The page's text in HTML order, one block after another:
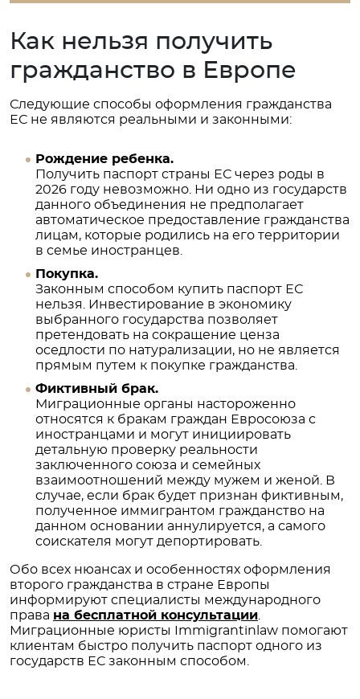
Как нельзя получить
гражданство в Европе
Следующие способы оформления гражданства
ЕС не являются реальными и законными:
Рождение ребенка.
Получить паспорт страны ЕС через роды в
2026 году невозможно. Ни одно из государств
данного объединения не предполагает
автоматическое предоставление гражданства
лицам, которые родились на его территории
в семье иностранцев.
Покупка.
Законным способом купить паспорт ЕС
нельзя. Инвестирование в экономику
выбранного государства позволяет
претендовать на сокращение ценза
оседлости по натурализации, но не является
прямым путем к покупке гражданства.
Фиктивный брак.
Миграционные органы настороженно
относятся к бракам граждан Евросоюза с
иностранцами и могут инициировать
детальную проверку реальности
заключенного союза и семейных
взаимоотношений между мужем и женой. В
случае, если брак будет признан фиктивным,
полученное иммигрантом гражданство на
данном основании аннулируется, а самого
соискателя могут депортировать.
Обо всех нюансах и особенностях оформления
второго гражданства в стране Европы
информируют специалисты международного
права на бесплатной консультации
Миграционные юристы Immigrantinlaw помогают
клиентам быстро получить паспорт одного из
государств ЕС законным способом.